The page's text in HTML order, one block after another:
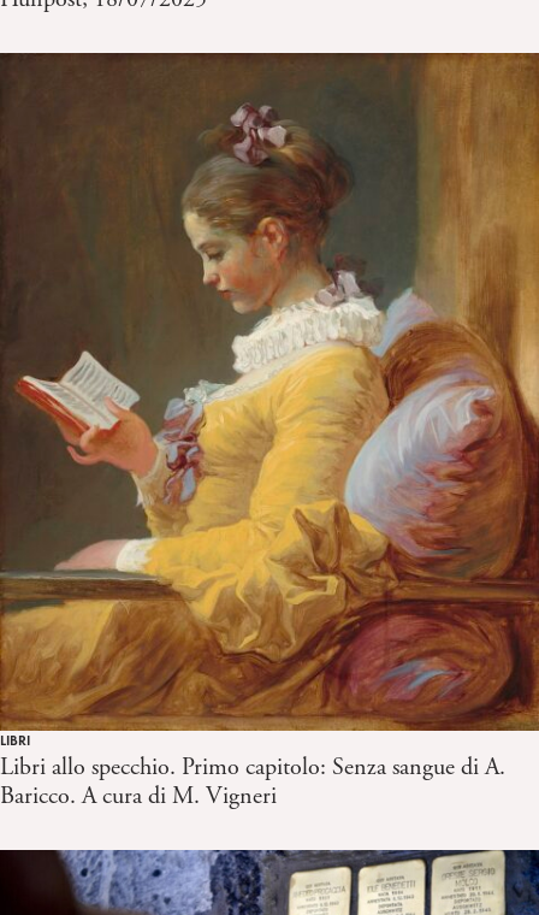
LIBRI
Libri allo specchio. Primo capitolo: Senza sangue di A.
Baricco. A cura di M. Vigneri